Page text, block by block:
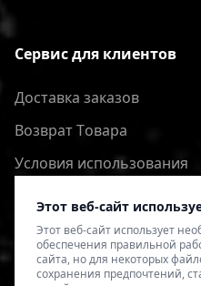
Этот веб-сайт
Этот веб-сайт использует
обеспечения правильной
сайта, но для некоторых
сохранения предпочтений,
Сервис для клиентов
Доставка заказов
Bозврат Tовара
Условия использования
Политика